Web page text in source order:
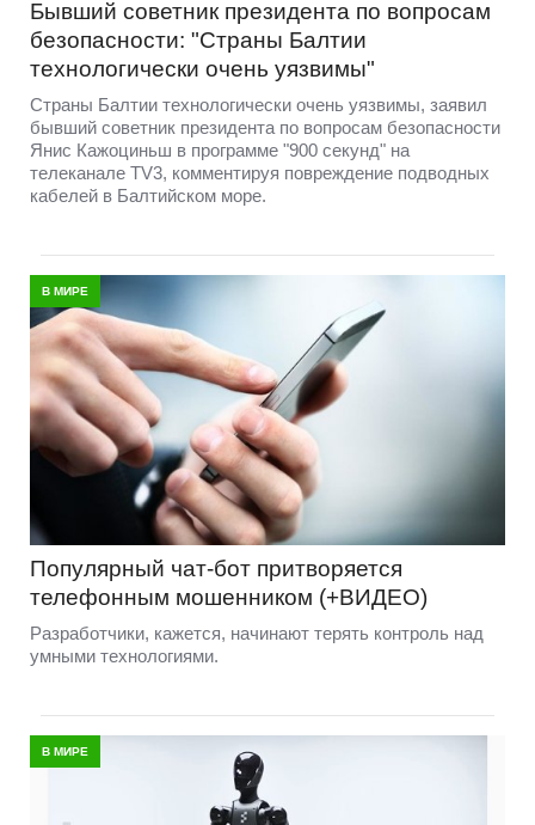
Бывший советник президента по вопросам
безопасности: "Страны Балтии
технологически очень уязвимы"
Страны Балтии технологически очень уязвимы, заявил
бывший советник президента по вопросам безопасности
Янис Кажоциньш в программе "900 секунд" на
телеканале TV3, комментируя повреждение подводных
кабелей в Балтийском море.
В МИРЕ
Популярный чат-бот притворяется
телефонным мошенником (+ВИДЕО)
Разработчики, кажется, начинают терять контроль над
умными технологиями.
В МИРЕ